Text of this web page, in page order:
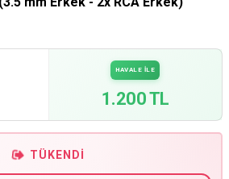
HAVALE İLE
1.200 TL
TÜKENDI